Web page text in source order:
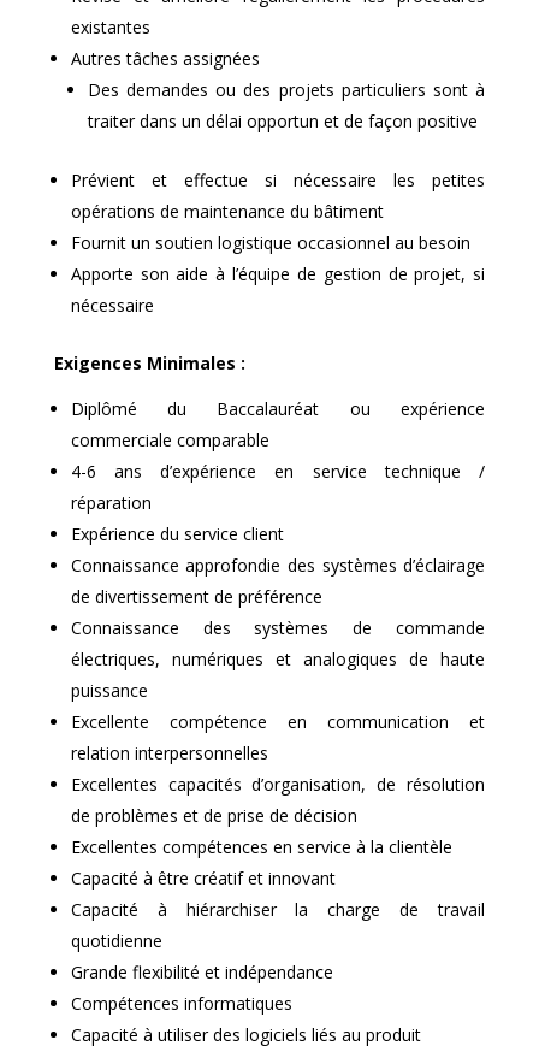
existantes
Autres tâches assignées
Des demandes ou des projets particuliers sont à
traiter dans un délai opportun et de façon positive
Prévient et effectue si nécessaire les petites
opérations de maintenance du bâtiment
Fournit un soutien logistique occasionnel au besoin
Apporte son aide à l’équipe de gestion de projet, si
nécessaire
Exigences Minimales :
Diplômé du Baccalauréat ou expérience
commerciale comparable
4-6 ans d’expérience en service technique /
réparation
Expérience du service client
Connaissance approfondie des systèmes d’éclairage
de divertissement de préférence
Connaissance des systèmes de commande
électriques, numériques et analogiques de haute
puissance
Excellente compétence en communication et
relation interpersonnelles
Excellentes capacités d’organisation, de résolution
de problèmes et de prise de décision
Excellentes compétences en service à la clientèle
Capacité à être créatif et innovant
Capacité à hiérarchiser la charge de travail
quotidienne
Grande flexibilité et indépendance
Compétences informatiques
Capacité à utiliser des logiciels liés au produit